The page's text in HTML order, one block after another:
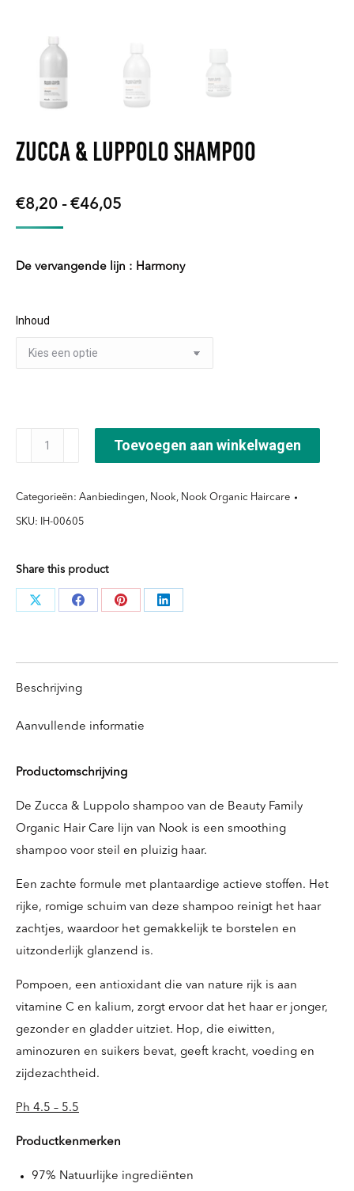
Zucca & Luppolo Shampoo
€8,20 - €46,05
De vervangende lijn : Harmony
Inhoud
Zucca
Shampoo
aantal
Toevoegen aan winkelwagen
Categorieën: Aanbiedingen, Nook, Nook Organic Haircare
SKU: IH-00605
Share this product
Deel
Deel
Deel
Deel
Beschrijving
Aanvullende informatie
Productomschrijving
De Zucca & Luppolo shampoo van de Beauty Family
Organic Hair Care lijn van Nook is een smoothing
shampoo voor steil en pluizig haar.
Een zachte formule met plantaardige actieve stoffen. Het
rijke, romige schuim van deze shampoo reinigt het haar
zachtjes, waardoor het gemakkelijk te borstelen en
uitzonderlijk glanzend is.
Pompoen, een antioxidant die van nature rijk is aan
vitamine C en kalium, zorgt ervoor dat het haar er jonger,
gezonder en gladder uitziet. Hop, die eiwitten,
aminozuren en suikers bevat, geeft kracht, voeding en
zijdezachtheid.
Ph 4.5 – 5.5
Productkenmerken
97% Natuurlijke ingrediënten